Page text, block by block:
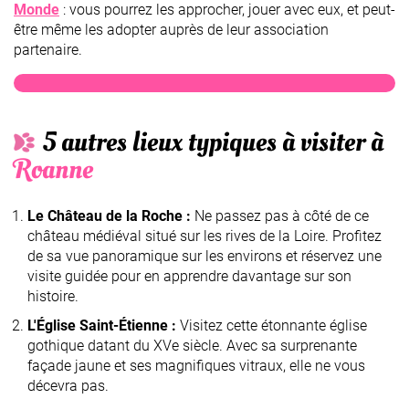
Monde : vous pourrez les approcher, jouer avec eux, et peut-
être même les adopter auprès de leur association
partenaire.Aux Cat'Coins du
Monde
5 autres lieux typiques à visiter à
Roanne
Le Château de la Roche : Ne passez pas à côté de ce
château médiéval situé sur les rives de la Loire. Profitez
de sa vue panoramique sur les environs et réservez une
visite guidée pour en apprendre davantage sur son
histoire.
L'Église Saint-Étienne : Visitez cette étonnante église
gothique datant du XVe siècle. Avec sa surprenante
façade jaune et ses magnifiques vitraux, elle ne vous
décevra pas.